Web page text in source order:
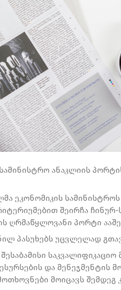
ანაკლიის
ეკონომიკის
შეირჩა
ღრმაწყლოვანი პორტი
პასუხებს უცვლელად
და მენეჯმენტის
მოიცავს შემდეგ